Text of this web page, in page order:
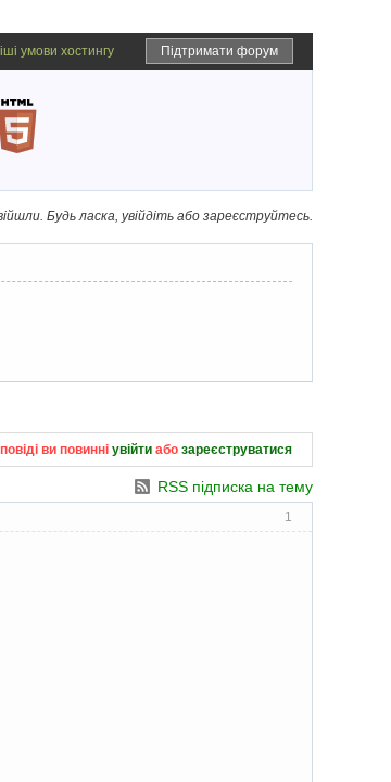
Підтримати форум
умови хостингу
Будь ласка, увійдіть або зареєструйтесь.
ви повинні увійти або зареєструватися
RSS підписка на тему
1